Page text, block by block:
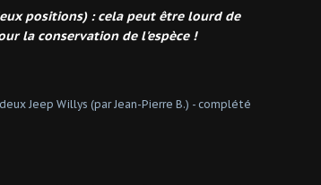
positions) : cela peut être lourd de
la conservation de l'espèce !